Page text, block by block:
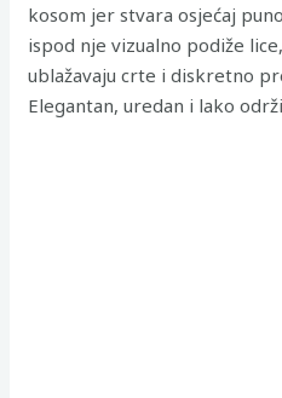
kosom jer stvara osjećaj
ispod nje vizualno podiže
ublažavaju crte i diskretno
Elegantan, uredan i lako